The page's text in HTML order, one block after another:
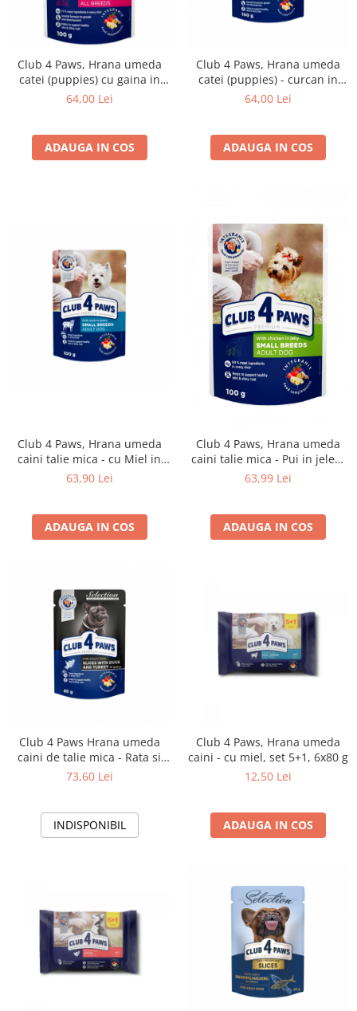
Club 4 Paws, Hrana umeda
catei (puppies) cu gaina in
jeleu, set 24x100g
64,00 Lei
ADAUGA IN COS
Club 4 Paws, Hrana umeda
catei (puppies) - curcan in
sos, set 24*100g
64,00 Lei
ADAUGA IN COS
Club 4 Paws, Hrana umeda
caini talie mica - cu Miel in
sos, set 24*100g
63,90 Lei
ADAUGA IN COS
Club 4 Paws, Hrana umeda
caini talie mica - Pui in jeleu,
set 24x100g
63,99 Lei
ADAUGA IN COS
Club 4 Paws Hrana umeda
caini de talie mica - Rata si
curcan, set 24*100g
73,60 Lei
INDISPONIBIL
Club 4 Paws, Hrana umeda
caini - cu miel, set 5+1, 6x80 g
12,50 Lei
ADAUGA IN COS